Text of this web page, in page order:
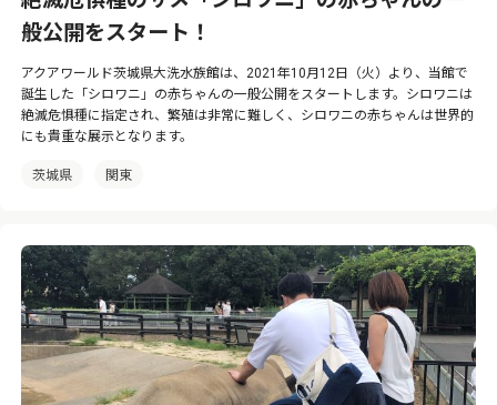
般公開をスタート！
アクアワールド茨城県大洗水族館は、2021年10月12日（火）より、当館で
誕生した「シロワニ」の赤ちゃんの一般公開をスタートします。シロワニは
絶滅危惧種に指定され、繁殖は非常に難しく、シロワニの赤ちゃんは世界的
にも貴重な展示となります。
茨城県 関東